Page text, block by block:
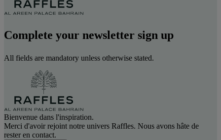
Complete your newsletter sign up
All fields are mandatory unless otherwise stated.
Bienvenue dans l'inspiration.
Merci d'avoir rejoint notre univers Raffles. Nous avons hâte de
rester en contact.